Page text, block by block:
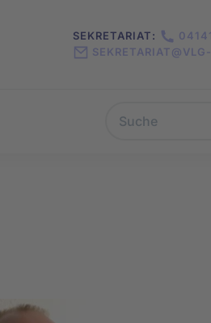
SEKRETARIAT: